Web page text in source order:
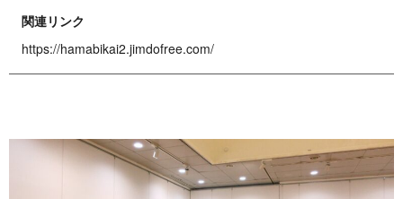
関連リンク
https://hamabikai2.jimdofree.com/